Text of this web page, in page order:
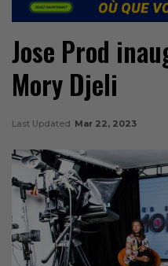
Jose Prod
Mory Djeli
Last Updated Mar 22, 2023